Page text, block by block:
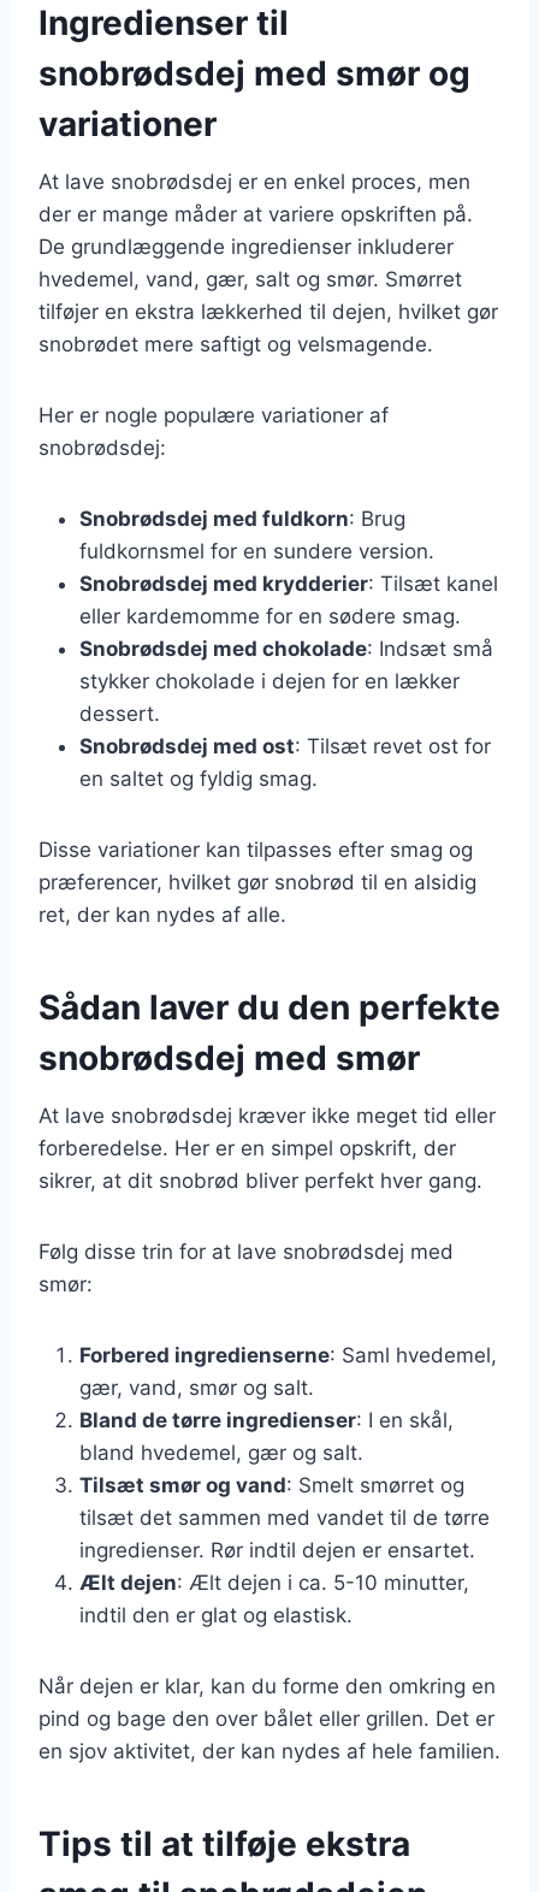
Ingredienser til
snobrødsdej med smør og
variationer
At lave snobrødsdej er en enkel proces, men
der er mange måder at variere opskriften på.
De grundlæggende ingredienser inkluderer
hvedemel, vand, gær, salt og smør. Smørret
tilføjer en ekstra lækkerhed til dejen, hvilket gør
snobrødet mere saftigt og velsmagende.
Her er nogle populære variationer af
snobrødsdej:
Snobrødsdej med fuldkorn: Brug
fuldkornsmel for en sundere version.
Snobrødsdej med krydderier: Tilsæt kanel
eller kardemomme for en sødere smag.
Snobrødsdej med chokolade: Indsæt små
stykker chokolade i dejen for en lækker
dessert.
Snobrødsdej med ost: Tilsæt revet ost for
en saltet og fyldig smag.
Disse variationer kan tilpasses efter smag og
præferencer, hvilket gør snobrød til en alsidig
ret, der kan nydes af alle.
Sådan laver du den perfekte
snobrødsdej med smør
At lave snobrødsdej kræver ikke meget tid eller
forberedelse. Her er en simpel opskrift, der
sikrer, at dit snobrød bliver perfekt hver gang.
Følg disse trin for at lave snobrødsdej med
smør:
Forbered ingredienserne: Saml hvedemel,
gær, vand, smør og salt.
Bland de tørre ingredienser: I en skål,
bland hvedemel, gær og salt.
Tilsæt smør og vand: Smelt smørret og
tilsæt det sammen med vandet til de tørre
ingredienser. Rør indtil dejen er ensartet.
Ælt dejen: Ælt dejen i ca. 5-10 minutter,
indtil den er glat og elastisk.
Når dejen er klar, kan du forme den omkring en
pind og bage den over bålet eller grillen. Det er
en sjov aktivitet, der kan nydes af hele familien.
Tips til at tilføje ekstra